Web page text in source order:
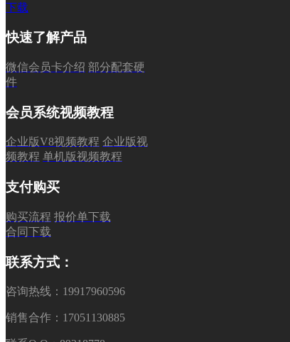
快速了解产品
微信会员卡介绍 部分配套硬
件
会员系统视频教程
企业版V8视频教程 企业版视
频教程 单机版视频教程
支付购买
购买流程 报价单下载
合同下载
联系方式：
咨询热线：19917960596
销售合作：17051130885